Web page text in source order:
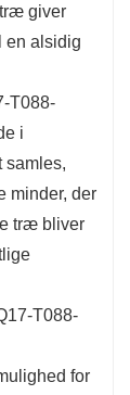
giver
en alsidig
T088-
i
samles,
minder, der
træ bliver
T088-
for